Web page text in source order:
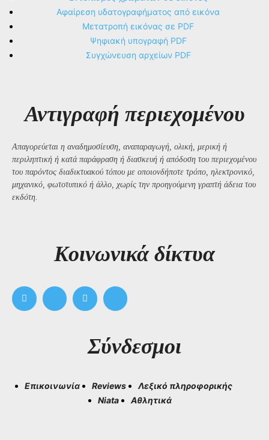
Αφαίρεση υδατογραφήματος από εικόνα
Μετατροπή εικόνας σε PDF
Ψηφιακή υπογραφή PDF
Συγχώνευση αρχείων PDF
Αντιγραφή περιεχομένου
Απαγορεύεται η αναδημοσίευση, αναπαραγωγή, ολική, μερική ή
περιληπτική ή κατά παράφραση ή διασκευή ή απόδοση του περιεχομένου
του παρόντος διαδικτυακού τόπου με οποιονδήποτε τρόπο, ηλεκτρονικό,
μηχανικό, φωτοτυπικό ή άλλο, χωρίς την προηγούμενη γραπτή άδεια του
εκδότη.
Kοινωνικά δίκτυα
Σύνδεσμοι
Επικοινωνία Reviews
Λεξικό πληροφορικής
Niata
Αθλητικά